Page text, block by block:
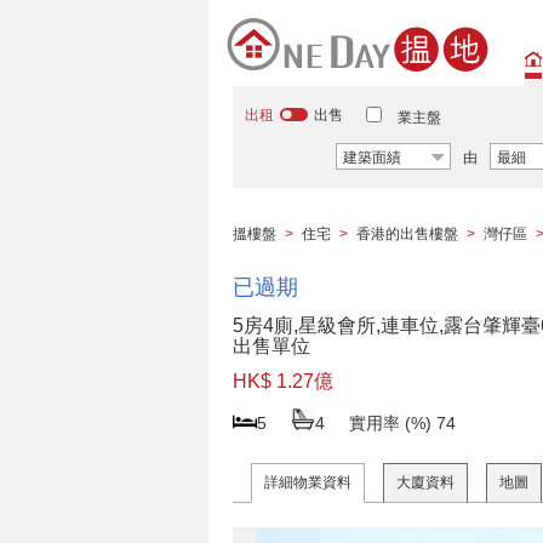
出租 出售 業主盤
建築面績 由 最細
搵樓盤 > 住宅 > 香港的出售樓盤 > 灣仔區 >
已過期
5房4廁,星級會所,連車位,露台肇輝
出售單位
HK$ 1.27億
5 4 實用率 (%) 74
詳細物業資料 大廈資料 地圖